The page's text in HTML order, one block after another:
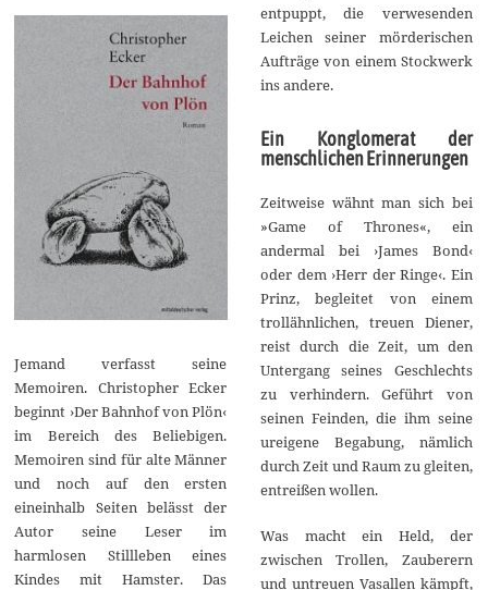
Jemand verfasst seine
Memoiren. Christopher Ecker
beginnt ›Der Bahnhof von Plön‹
im Bereich des Beliebigen.
Memoiren sind für alte Männer
und noch auf den ersten
eineinhalb Seiten belässt der
Autor seine Leser im
harmlosen Stillleben eines
Kindes mit Hamster. Das
entpuppt, die verwesenden
Leichen seiner mörderischen
Aufträge von einem Stockwerk
ins andere.
Ein Konglomerat der
menschlichen Erinnerungen
Zeitweise wähnt man sich bei
»Game of Thrones«, ein
andermal bei ›James Bond‹
oder dem ›Herr der Ringe‹. Ein
Prinz, begleitet von einem
trollähnlichen, treuen Diener,
reist durch die Zeit, um den
Untergang seines Geschlechts
zu verhindern. Geführt von
seinen Feinden, die ihm seine
ureigene Begabung, nämlich
durch Zeit und Raum zu gleiten,
entreißen wollen.
Was macht ein Held, der
zwischen Trollen, Zauberern
und untreuen Vasallen kämpft,